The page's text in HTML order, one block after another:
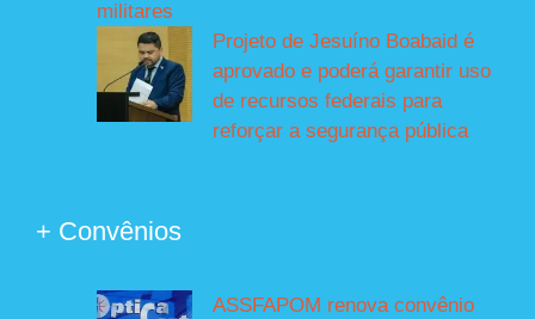
militares
Projeto de Jesuíno Boabaid é
aprovado e poderá garantir uso
de recursos federais para
reforçar a segurança pública
+ Convênios
ASSFAPOM renova convênio